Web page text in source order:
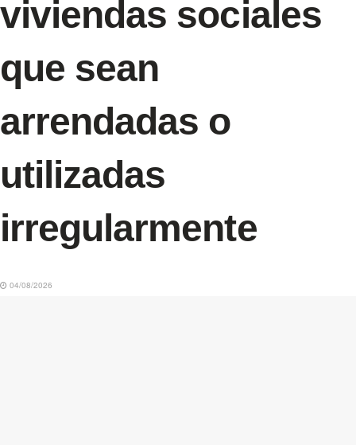
viviendas sociales
que sean
arrendadas o
utilizadas
irregularmente
04/08/2026